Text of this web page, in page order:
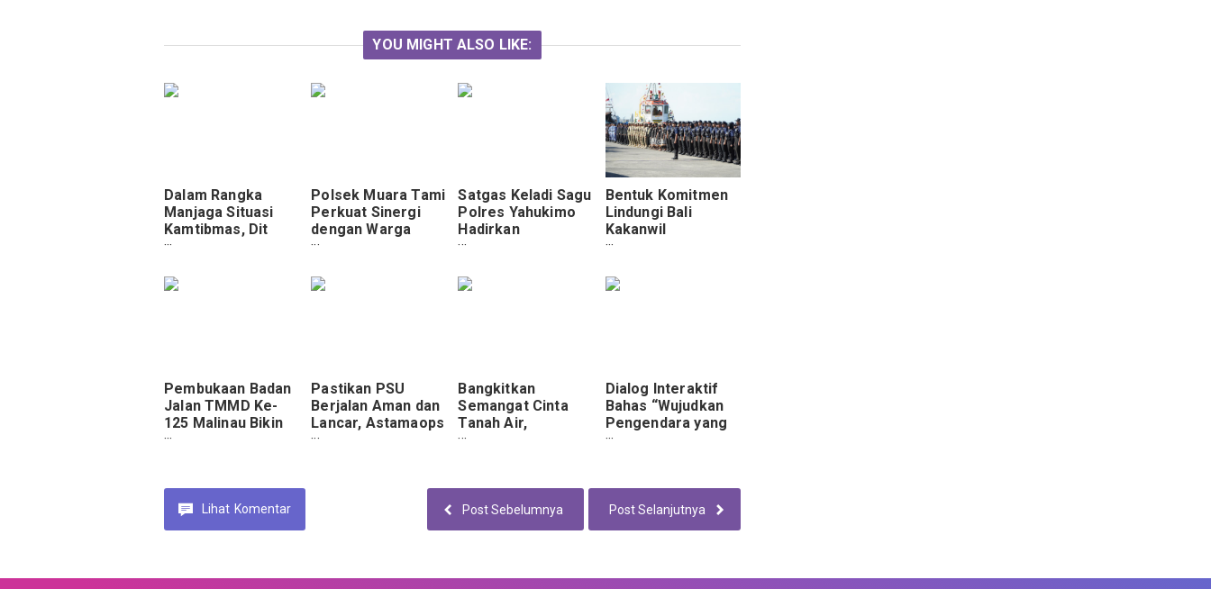
YOU MIGHT ALSO LIKE:
Dalam Rangka
Manjaga Situasi
Kamtibmas, Dit
Samapta Polda
Patroli
Polsek Muara Tami
Perkuat Sinergi
dengan Warga
Pasca Pemilu
Satgas Keladi Sagu
Polres Yahukimo
Hadirkan
Pelayanan
Bentuk Komitmen
Lindungi Bali
Kakanwil
Kemenkum Bali
Pengukuhan
Pembukaan Badan
Jalan TMMD Ke-
125 Malinau Bikin
Petani Kian
Pastikan PSU
Berjalan Aman dan
Lancar, Astamaops
Kapolri Tinjau
Bangkitkan
Semangat Cinta
Tanah Air,
Dansatgas TMMD
Sampaikan
Wasbang di
Dialog Interaktif
Bahas “Wujudkan
Pengendara yang
Tertib, Aman dan
LPP RRI Jayapura
Lihat Komentar Post Selanjutnya
Post Sebelumnya